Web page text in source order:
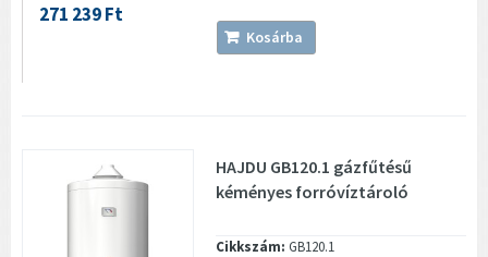
271 239 Ft
Kosárba
HAJDU GB120.1 gázfűtésű
kéményes forróvíztároló
Cikkszám: GB120.1